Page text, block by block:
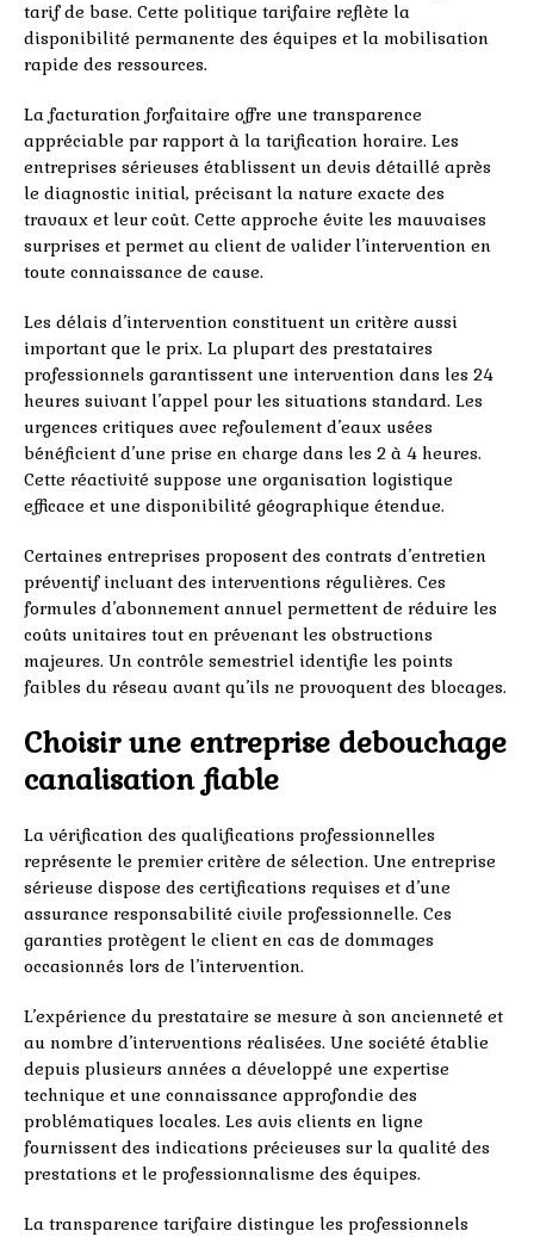
tarif de base. Cette politique tarifaire reflète la
disponibilité permanente des équipes et la mobilisation
rapide des ressources.
La facturation forfaitaire offre une transparence
appréciable par rapport à la tarification horaire. Les
entreprises sérieuses établissent un devis détaillé après
le diagnostic initial, précisant la nature exacte des
travaux et leur coût. Cette approche évite les mauvaises
surprises et permet au client de valider l’intervention en
toute connaissance de cause.
Les délais d’intervention constituent un critère aussi
important que le prix. La plupart des prestataires
professionnels garantissent une intervention dans les 24
heures suivant l’appel pour les situations standard. Les
urgences critiques avec refoulement d’eaux usées
bénéficient d’une prise en charge dans les 2 à 4 heures.
Cette réactivité suppose une organisation logistique
efficace et une disponibilité géographique étendue.
Certaines entreprises proposent des contrats d’entretien
préventif incluant des interventions régulières. Ces
formules d’abonnement annuel permettent de réduire les
coûts unitaires tout en prévenant les obstructions
majeures. Un contrôle semestriel identifie les points
faibles du réseau avant qu’ils ne provoquent des blocages.
Choisir une entreprise debouchage
canalisation fiable
La vérification des qualifications professionnelles
représente le premier critère de sélection. Une entreprise
sérieuse dispose des certifications requises et d’une
assurance responsabilité civile professionnelle. Ces
garanties protègent le client en cas de dommages
occasionnés lors de l’intervention.
L’expérience du prestataire se mesure à son ancienneté et
au nombre d’interventions réalisées. Une société établie
depuis plusieurs années a développé une expertise
technique et une connaissance approfondie des
problématiques locales. Les avis clients en ligne
fournissent des indications précieuses sur la qualité des
prestations et le professionnalisme des équipes.
La transparence tarifaire distingue les professionnels